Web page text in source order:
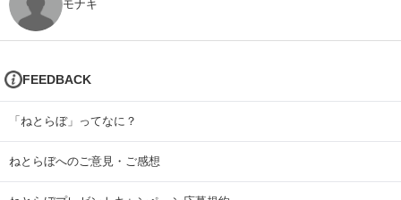
モナキ
FEEDBACK
「ねとらぼ」ってなに？
ねとらぼへのご意見・ご感想